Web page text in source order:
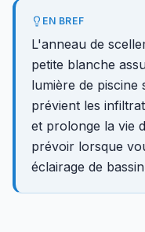
EN BREF
L'anneau de
petite blanche
lumière de piscine
prévient les
et prolonge la vie
prévoir lorsque
éclairage de